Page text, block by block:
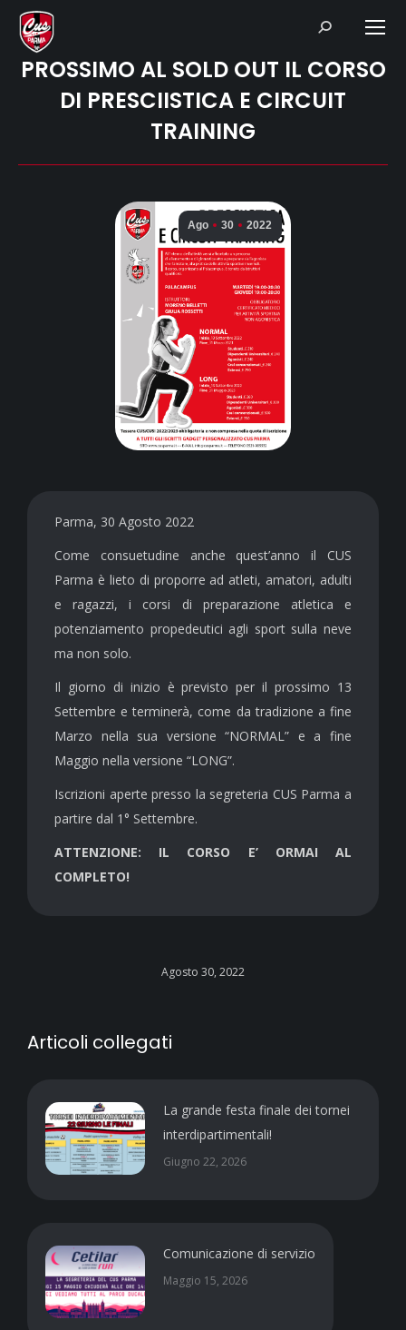
Search:
PROSSIMO AL SOLD OUT IL CORSO
DI PRESCIISTICA E CIRCUIT
TRAINING
Ago 30 2022
Parma, 30 Agosto 2022
Come consuetudine anche quest’anno il CUS
Parma è lieto di proporre ad atleti, amatori, adulti
e ragazzi, i corsi di preparazione atletica e
potenziamento propedeutici agli sport sulla neve
ma non solo.
Il giorno di inizio è previsto per il prossimo 13
Settembre e terminerà, come da tradizione a fine
Marzo nella sua versione “NORMAL” e a fine
Maggio nella versione “LONG”.
Iscrizioni aperte presso la segreteria CUS Parma a
partire dal 1° Settembre.
ATTENZIONE: IL CORSO E’ ORMAI AL
COMPLETO!
Agosto 30, 2022
Articoli collegati
La grande festa finale dei tornei
interdipartimentali!
Giugno 22, 2026
Comunicazione di servizio
Maggio 15, 2026